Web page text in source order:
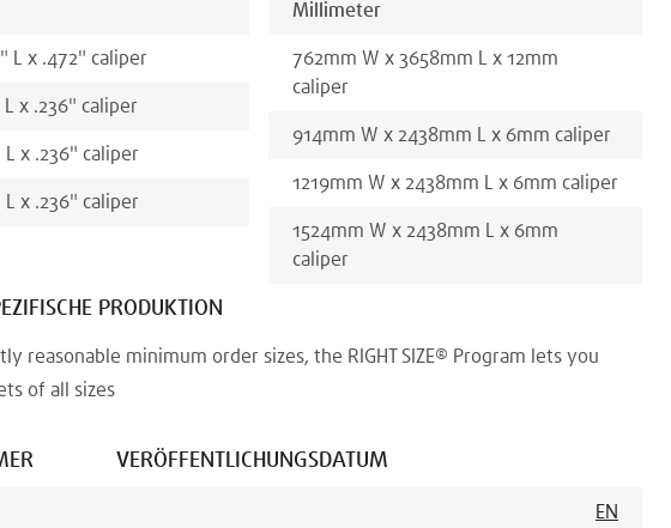
" L x .472" caliper
L x .236" caliper
L x .236" caliper
L x .236" caliper
Millimeter
762mm W x 3658mm L x 12mm
caliper
914mm W x 2438mm L x 6mm caliper
1219mm W x 2438mm L x 6mm caliper
1524mm W x 2438mm L x 6mm
caliper
PRODUKTION
reasonable minimum order sizes, the RIGHT SIZE® Program lets you
of all sizes
VERÖFFENTLICHUNGSDATUM
EN